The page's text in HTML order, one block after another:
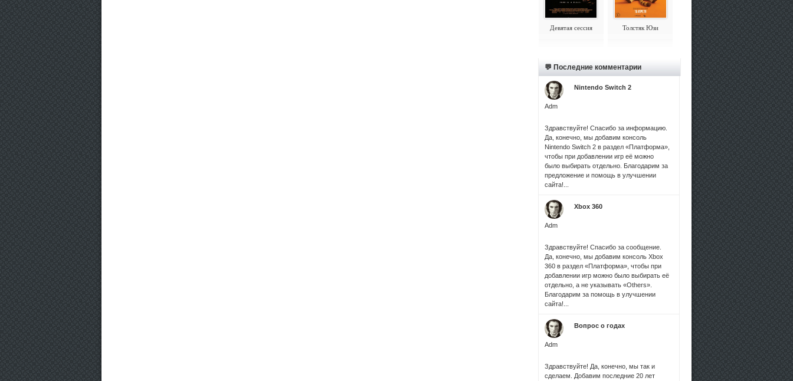
Девятая сессия Толстяк Юзи
💬 Последние комментарии
Adm
Nintendo Switch 2
Здравствуйте! Спасибо за информацию.
Да, конечно, мы добавим консоль
Nintendo Switch 2 в раздел «Платформа»,
чтобы при добавлении игр её можно
было выбирать отдельно. Благодарим за
предложение и помощь в улучшении
сайта!...
Adm
Xbox 360
Здравствуйте! Спасибо за сообщение.
Да, конечно, мы добавим консоль Xbox
360 в раздел «Платформа», чтобы при
добавлении игр можно было выбирать её
отдельно, а не указывать «Others».
Благодарим за помощь в улучшении
сайта!...
Adm
Вопрос о годах
Здравствуйте! Да, конечно, мы так и
сделаем. Добавим последние 20 лет